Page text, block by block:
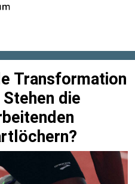
Transformation
die